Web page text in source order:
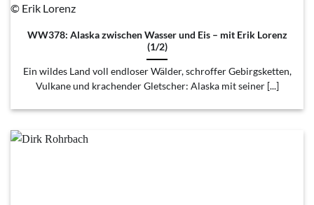
© Erik Lorenz
WW378: Alaska zwischen Wasser und Eis – mit Erik Lorenz
(1/2)
Ein wildes Land voll endloser Wälder, schroffer Gebirgsketten,
Vulkane und krachender Gletscher: Alaska mit seiner [...]